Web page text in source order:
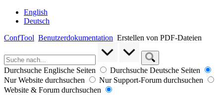
English
Deutsch
ConfTool Benutzerdokumentation Erstellen von PDF-Dateien
Durchsuche Englische Seiten
Durchsuche Deutsche Seiten
Nur Website durchsuchen
Nur Support-Forum durchsuchen
Website & Forum durchsuchen